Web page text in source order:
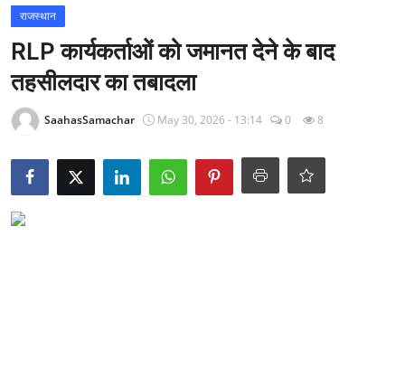
राज्य
अंतराष्ट्रीय
Epaper
धर्म
राजस्थान
RLP कार्यकर्ताओं को जमानत देने के बाद
तहसीलदार का तबादला
SaahasSamachar May 30, 2026 - 13:14 0 8